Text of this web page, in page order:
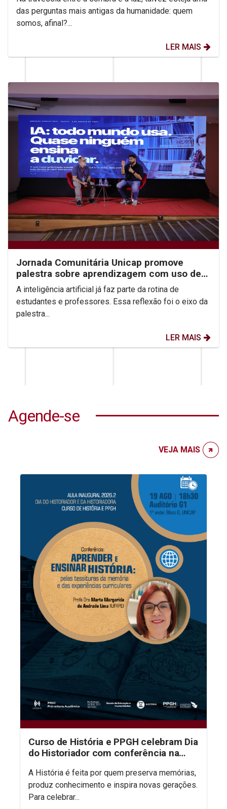
das perguntas mais antigas da humanidade: quem
somos, afinal?...
LER MAIS
Jornada Comunitária Unicap promove
palestra sobre aprendizagem com uso de
IA
A inteligência artificial já faz parte da rotina de
estudantes e professores. Essa reflexão foi o eixo da
palestra...
LER MAIS
Agende-se
VEJA MAIS
Curso de História e PPGH celebram Dia
do Historiador com conferência na
A História é feita por quem preserva memórias,
produz conhecimento e inspira novas gerações.
Para celebrar...